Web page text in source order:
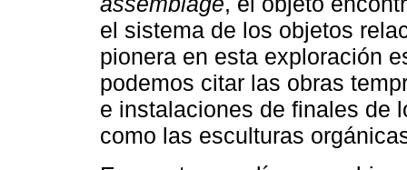
el sistema de los objetos
pionera en esta exploración
podemos citar las obras
e instalaciones de finales de
como las esculturas